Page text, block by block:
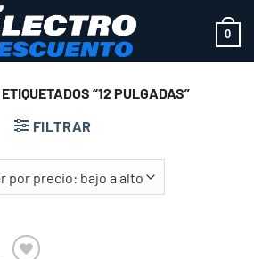
0
“12 PULGADAS”
FILTRAR